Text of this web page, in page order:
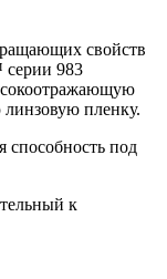
свойств
983
пленку.
способность под
к